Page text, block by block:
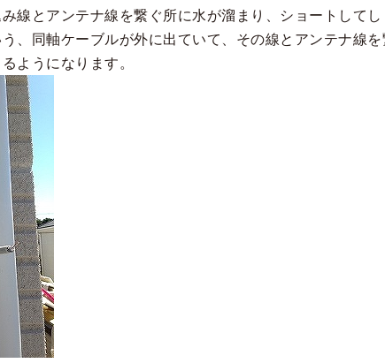
線とアンテナ線を繋ぐ所に水が溜まり、ショートして
、同軸ケーブルが外に出ていて、その線とアンテナ線
ようになります。